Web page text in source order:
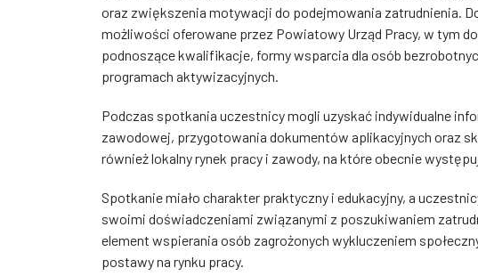
oraz zwiększenia motywacji do podejmowania zatrudnienia.
możliwości oferowane przez Powiatowy Urząd Pracy, w tym
podnoszące kwalifikacje, formy wsparcia dla osób
programach aktywizacyjnych.
Podczas spotkania uczestnicy mogli uzyskać indywidualne
zawodowej, przygotowania dokumentów aplikacyjnych oraz
również lokalny rynek pracy i zawody, na które obecnie
Spotkanie miało charakter praktyczny i edukacyjny, a
swoimi doświadczeniami związanymi z poszukiwaniem
element wspierania osób zagrożonych wykluczeniem
postawy na rynku pracy.